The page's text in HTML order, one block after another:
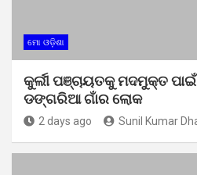
ମୋ ଓଡ଼ିଶା
କୁର୍ଲୀ ପଞ୍ଚାୟତକୁ ମଦମୁକ୍ତ
ଡଙ୍ଗରିଆ ଗାଁର ଲୋକ
2 days ago Sunil Kumar